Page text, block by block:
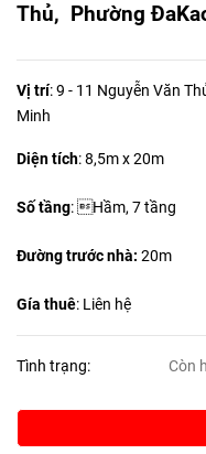
Thủ, Phường
Vị trí: 9 - 11 Nguyễn Văn
Minh
Diện tích:8,5m x 20m
Số tầng: Hầm, 7 tầng
Đường trước nhà: 20m
Gía thuê: Liên hệ
Tình trạng: Còn